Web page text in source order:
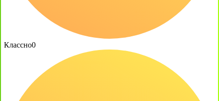
Классно0